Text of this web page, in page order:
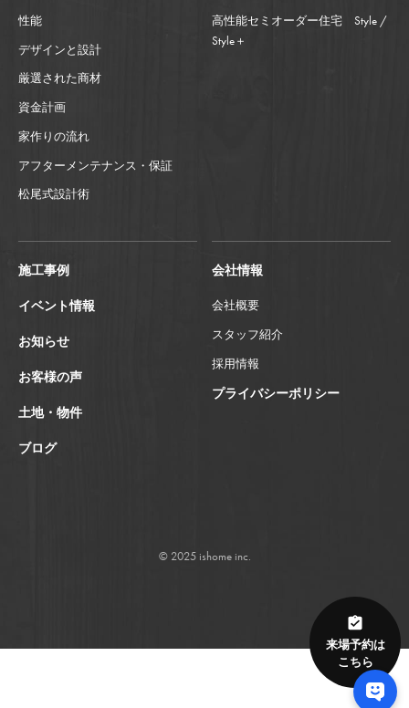
来場予約は
こちら
性能
デザインと設計
厳選された商材
資金計画
家作りの流れ
アフターメンテナンス・保証
松尾式設計術
高性能セミオーダー住宅 Style /
Style＋
施工事例
イベント情報
お知らせ
お客様の声
土地・物件
ブログ
会社情報
会社概要
スタッフ紹介
採用情報
プライバシーポリシー
© 2025 ishome inc.